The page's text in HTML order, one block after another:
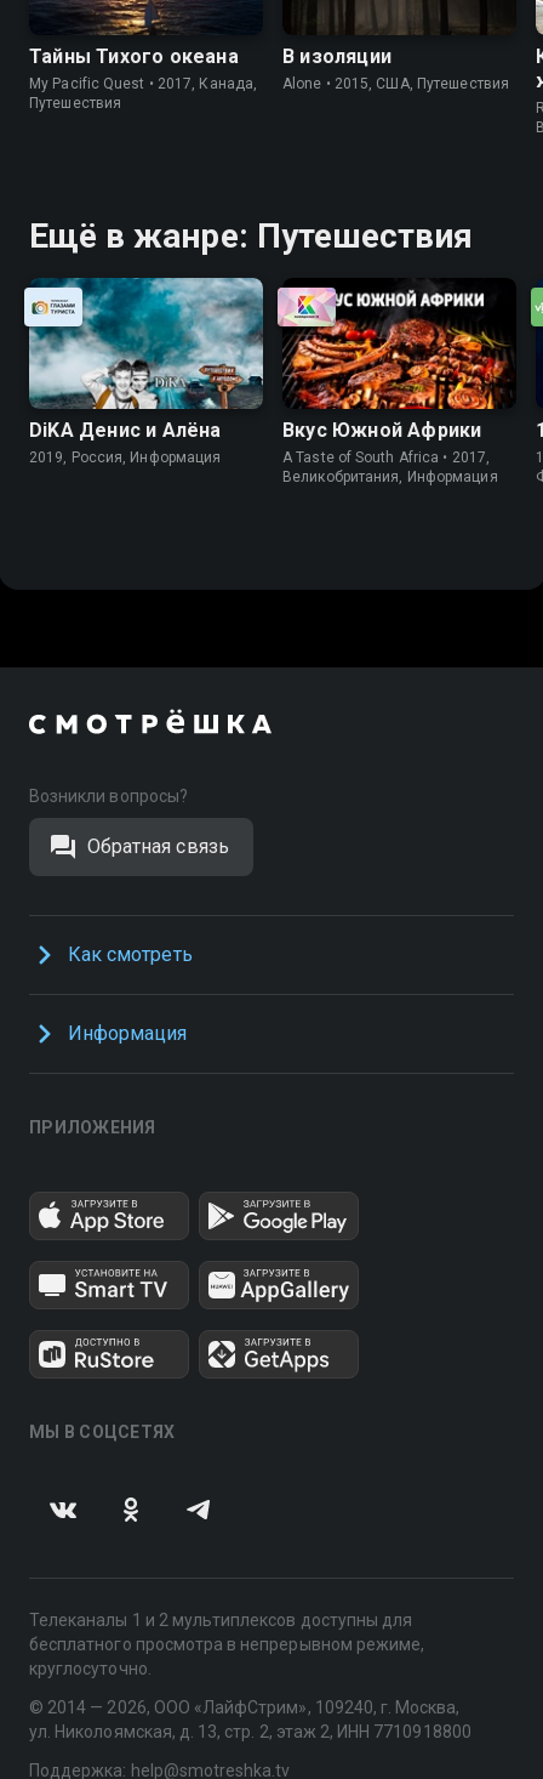
Тайны Тихого океана
My Pacific Quest • 2017, Канада,
Путешествия
В изоляции
Alone • 2015, США, Путешествия
Ещё в жанре: Путешествия
DiKA Денис и Алёна
2019, Россия, Информация
Вкус Южной Африки
A Taste of South Africa • 2017,
Великобритания, Информация
Возникли вопросы?
Обратная связь
Как смотреть
Информация
ПРИЛОЖЕНИЯ
МЫ В СОЦСЕТЯХ
Телеканалы 1 и 2 мультиплексов доступны для
бесплатного просмотра в непрерывном режиме,
круглосуточно.
© 2014 — 2026, ООО «ЛайфСтрим», 109240, г. Москва,
ул. Николоямская, д. 13, стр. 2, этаж 2, ИНН 7710918800
Поддержка: help@smotreshka.tv